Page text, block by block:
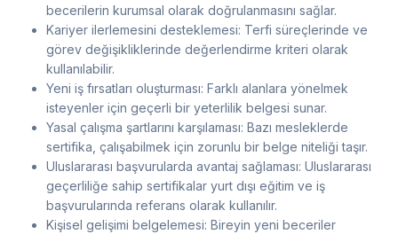
becerilerin kurumsal olarak doğrulanmasını sağlar.
Kariyer ilerlemesini desteklemesi: Terfi süreçlerinde ve
görev değişikliklerinde değerlendirme kriteri olarak
kullanılabilir.
Yeni iş fırsatları oluşturması: Farklı alanlara yönelmek
isteyenler için geçerli bir yeterlilik belgesi sunar.
Yasal çalışma şartlarını karşılaması: Bazı mesleklerde
sertifika, çalışabilmek için zorunlu bir belge niteliği taşır.
Uluslararası başvurularda avantaj sağlaması: Uluslararası
geçerliliğe sahip sertifikalar yurt dışı eğitim ve iş
başvurularında referans olarak kullanılır.
Kişisel gelişimi belgelemesi: Bireyin yeni beceriler